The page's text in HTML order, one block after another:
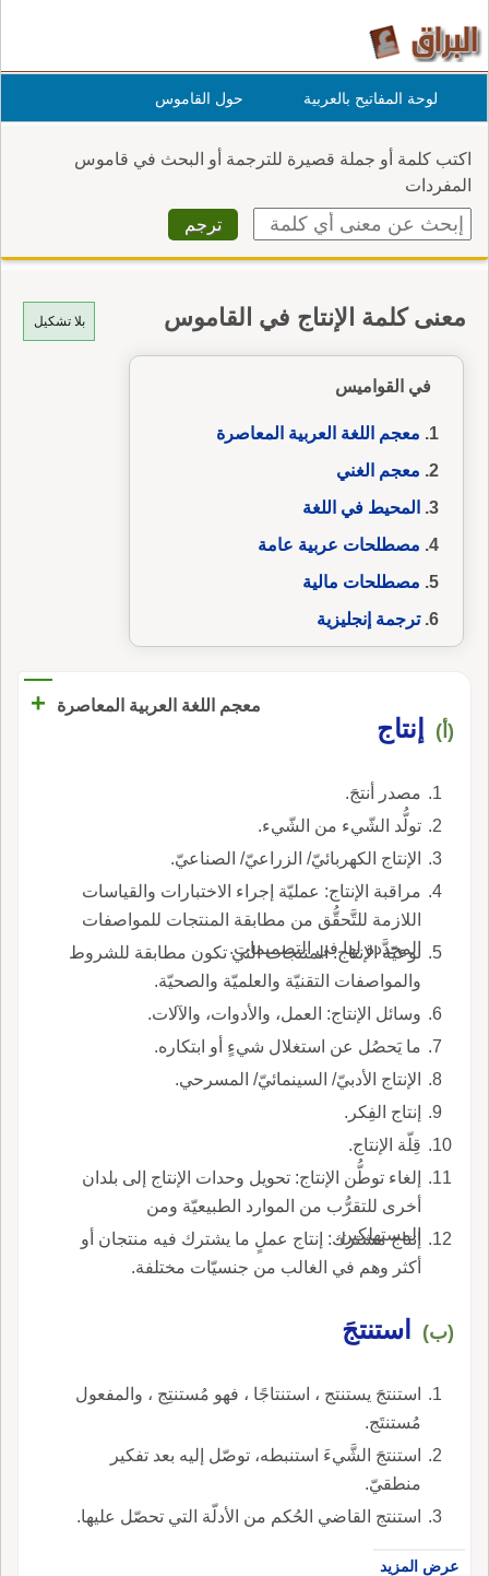
لوحة المفاتيح بالعربية حول القاموس
اكتب كلمة أو جملة قصيرة للترجمة أو البحث في قاموس
المفردات
بلا تشكيل معنى كلمة الإنتاج في القاموس
في القواميس
معجم اللغة العربية المعاصرة
معجم الغني
المحيط في اللغة
مصطلحات عربية عامة
مصطلحات مالية
ترجمة إنجليزية
معجم اللغة العربية المعاصرة +
(أ) إنتاج
مصدر أنتجَ.
تولُّد الشّيء من الشّيء.
الإنتاج الكهربائيّ/ الزراعيّ/ الصناعيّ.
مراقبة الإنتاج: عمليّة إجراء الاختبارات والقياسات
اللازمة للتَّحقُّق من مطابقة المنتجات للمواصفات
المحدَّدة لها في التصميمات.
نوعيّة الإنتاج: المنتجات التي تكون مطابقة للشروط
والمواصفات التقنيّة والعلميّة والصحيّة.
وسائل الإنتاج: العمل، والأدوات، والآلات.
ما يَحصُل عن استغلال شيءٍ أو ابتكاره.
الإنتاج الأدبيّ/ السينمائيّ/ المسرحي.
إنتاج الفِكر.
قِلّة الإنتاج.
إلغاء توطُّن الإنتاج: تحويل وحدات الإنتاج إلى بلدان
أخرى للتقرُّب من الموارد الطبيعيّة ومن
المستهلكين.
إنتاج مشترك: إنتاج عملٍ ما يشترك فيه منتجان أو
أكثر وهم في الغالب من جنسيّات مختلفة.
(ب) استنتجَ
استنتجَ يستنتج ، استنتاجًا ، فهو مُستنتِج ، والمفعول
مُستنتَج.
استنتجَ الشَّيءَ استنبطه، توصّل إليه بعد تفكير
منطقيّ.
استنتج القاضي الحُكم من الأدلّة التي تحصّل عليها.
عرض المزيد